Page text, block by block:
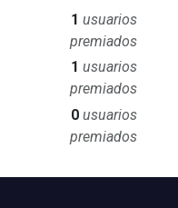
1 usuarios
premiados
1 usuarios
premiados
0 usuarios
premiados